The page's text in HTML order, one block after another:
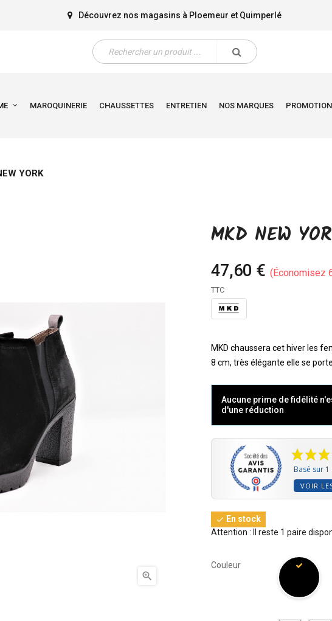
Découvrez nos magasins à Ploemeur et Quimperlé
MAROQUINERIE CHAUSSETTES ENTRETIEN NOS MARQUES
YORK

MKD NEW
47,60 € Économisez
TTC
MKD chaussera cet hiver les
8 cm, très élégante elle se
Aucune prime de fidélité
d'une réduction
Basé sur 1
VOIR
 En stock
Attention : Il reste 1 paire
Couleur